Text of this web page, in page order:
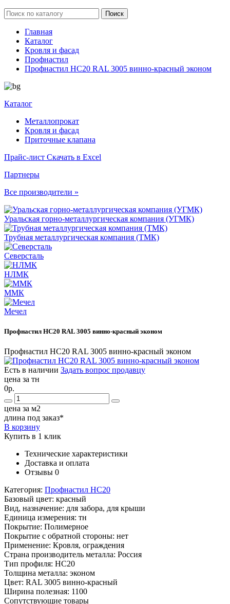
Главная
Каталог
Кровля и фасад
Профнастил
Профнастил НС20 RAL 3005 винно-красный эконом
Каталог
Металлопрокат
Кровля и фасад
Приточные клапана
Прайс-лист Скачать в Excel
Партнеры
Все производители »
Уральская горно-металлургическая компания (УГМК)
Трубная металлургическая компания (ТМК)
Северсталь
НЛМК
ММК
Мечел
Профнастил НС20 RAL 3005 винно-красный эконом
Профнастил НС20 RAL 3005 винно-красный эконом
Есть в наличии Задать вопрос продавцу
цена за тн
0р.
цена за м2
длина под заказ*
В корзину
Купить в 1 клик
Технические характеристики
Доставка и оплата
Отзывы 0
Категория: Профнастил НС20
Базовый цвет: красный
Вид, назначение: для забора, для крыши
Единица измерения: тн
Покрытие: Полимерное
Покрытие с обратной стороны: нет
Применение: Кровля, ограждения
Страна производитель металла: Россия
Тип профиля: НС20
Толщина металла: эконом
Цвет: RAL 3005 винно-красный
Ширина полезная: 1100
Сопутствующие товары